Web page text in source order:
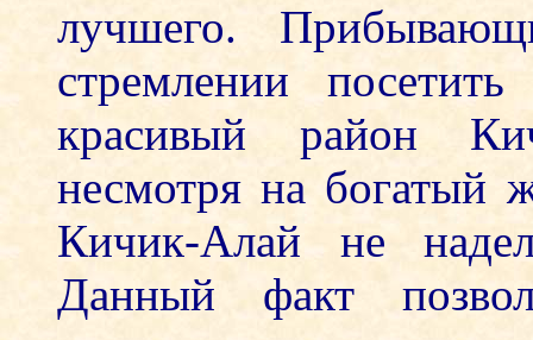
лучшего.
стремлении
красивый район
несмотря на богатый
Кичик-Алай не
Данный факт